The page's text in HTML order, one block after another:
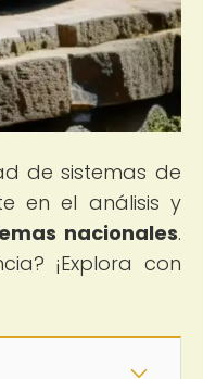
de sistemas de
en el análisis y
nacionales.
¡Explora con